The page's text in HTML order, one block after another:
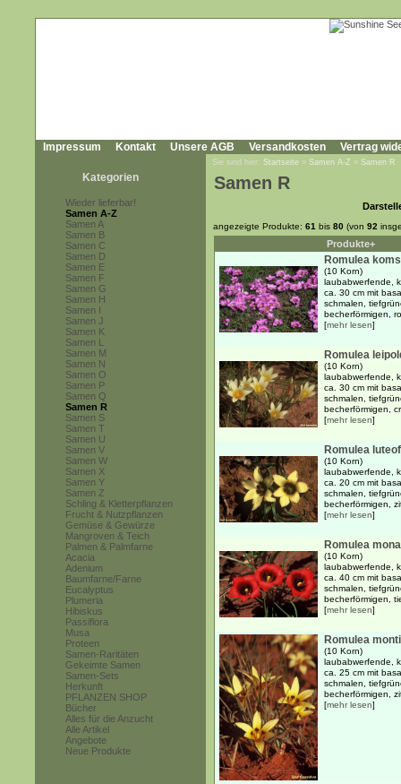
Impressum Kontakt Unsere AGB Versandkosten Vertrag
Kategorien
Wieder lieferbar!
Samen A-Z
Samen A
Samen B
Samen C
Samen D
Samen E
Samen F
Samen G
Samen H
Samen I
Samen J
Samen K
Samen L
Samen M
Samen N
Samen O
Samen P
Samen Q
Samen R
Samen S
Samen T
Samen U
Samen V
Samen W
Samen X
Samen Y
Samen Z
Schling & Kletterpflanzen
Frucht & Nutzpflanzen
Gemüse & Gewürze
Mangroven & Teich
Palmen & Palmfarne
Acacia
Adenium
Baumfarne/Farne
Eucalyptus
Plumeria
Hibiskus
Passiflora
Musa
Proteen
Samen-Raritäten
Gekeimte Samen
Samen-Sets
Herkunft
PFLANZEN SHOP
Bücher
Alles für die Anzucht
Alle Artikel
Angebote
Neue Produkte
Sie sind hier: Startseite » Samen A-Z » Samen R
Samen R
angezeigte Produkte: 61 bis 80 (von 92
Produkte+
Romulea
(10 Korn)
laubabwerfende,
ca. 30 cm mit
schmalen,
becherförmigen,
[mehr lesen]
Romulea
(10 Korn)
laubabwerfende,
ca. 30 cm mit
schmalen,
becherförmigen,
[mehr lesen]
Romulea
(10 Korn)
laubabwerfende,
ca. 20 cm mit
schmalen,
becherförmigen,
[mehr lesen]
Romulea
(10 Korn)
laubabwerfende,
ca. 40 cm mit
schmalen,
becherförmigen,
[mehr lesen]
Romulea
(10 Korn)
laubabwerfende,
ca. 25 cm mit
schmalen,
becherförmigen,
[mehr lesen]